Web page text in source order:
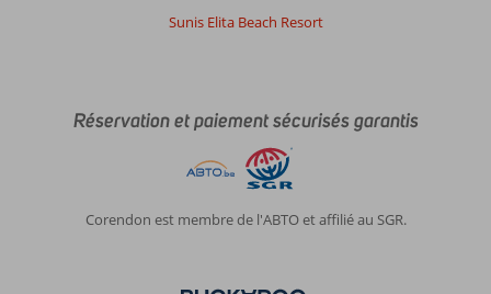
Sunis Elita Beach Resort
Réservation et paiement sécurisés garantis
Corendon est membre de l'ABTO et affilié au SGR.